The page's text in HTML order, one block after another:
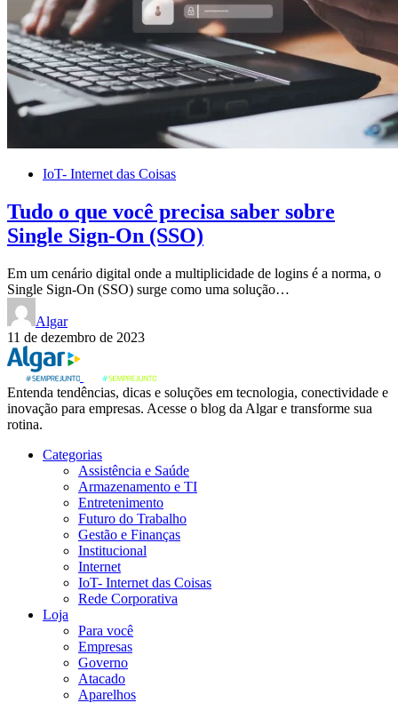
IoT- Internet das Coisas
Tudo o que você precisa saber sobre
Single Sign-On (SSO)
Em um cenário digital onde a multiplicidade de logins é a norma, o
Single Sign-On (SSO) surge como uma solução…
Algar
11 de dezembro de 2023
Entenda tendências, dicas e soluções em tecnologia, conectividade e
inovação para empresas. Acesse o blog da Algar e transforme sua
rotina.
Categorias
Assistência e Saúde
Armazenamento e TI
Entretenimento
Futuro do Trabalho
Gestão e Finanças
Institucional
Internet
IoT- Internet das Coisas
Rede Corporativa
Loja
Para você
Empresas
Governo
Atacado
Aparelhos